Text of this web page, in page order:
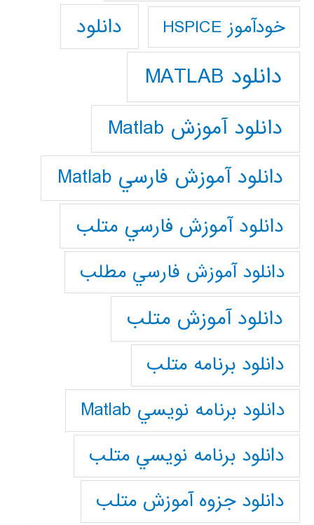
خودآموز HSPICE دانلود
دانلود MATLAB
دانلود آموزش Matlab
دانلود آموزش فارسي Matlab
دانلود آموزش فارسي متلب
دانلود آموزش فارسي مطلب
دانلود آموزش متلب
دانلود برنامه متلب
دانلود برنامه نويسي Matlab
دانلود برنامه نويسي متلب
دانلود جزوه آموزش متلب